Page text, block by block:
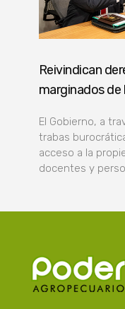
Reivindican
marginados
El Gobierno, a
trabas
acceso a la
docentes y